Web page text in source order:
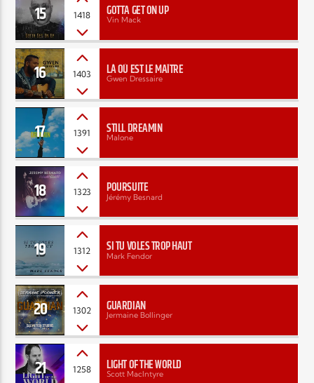
15 1418 GOTTA GET ON UP
Vin Mack
16 1403 LÀ OÙ EST LE MAÎTRE
Gwen Dressaire
17 1391 STILL DREAMIN
Malone
18 1323 POURSUITE
Jérémy Besnard
19 1312 SI TU VOLES TROP HAUT
Mark Fendor
20 1302 GUARDIAN
Jermaine Bollinger
21 1258 LIGHT OF THE WORLD
Scott MacIntyre